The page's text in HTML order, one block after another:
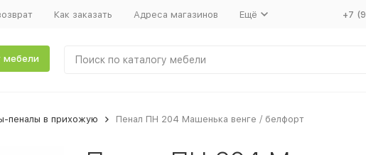
Как заказать Адреса магазинов Ещё +7
мебели
пеналы в прихожую Пенал ПН 204 Машенька венге / белфорт